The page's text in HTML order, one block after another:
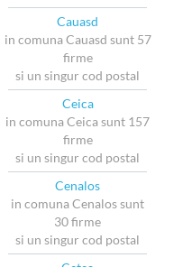
Cauasd
in comuna Cauasd sunt 57
firme
si un singur cod postal
Ceica
in comuna Ceica sunt 157
firme
si un singur cod postal
Cenalos
in comuna Cenalos sunt
30 firme
si un singur cod postal